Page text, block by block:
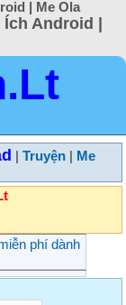
| Me Ola
Android |
Truyện
Me
phí dành